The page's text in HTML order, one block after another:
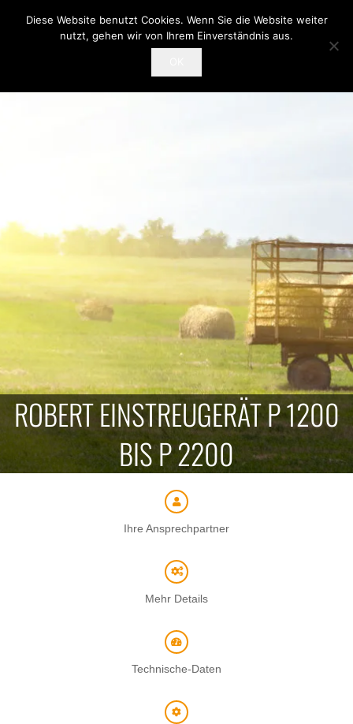
ROBERT EINSTREUGERÄT P 1200
BIS P 2200
Ihre Ansprechpartner
Mehr Details
Technische-Daten
Diese Website benutzt Cookies. Wenn Sie die Website weiter
nutzt, gehen wir von Ihrem Einverständnis aus.